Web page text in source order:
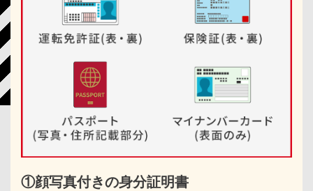
①顔写真付きの身分証明書